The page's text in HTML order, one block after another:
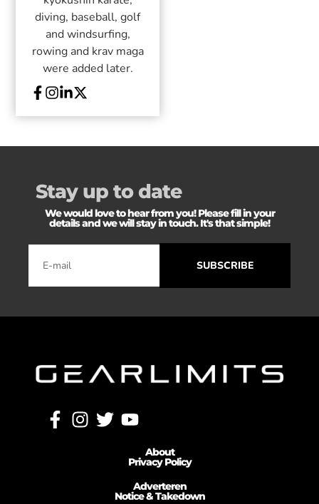
diving, baseball, golf
and windsurfing,
rowing and krav maga
were added later.
Stay up to date
We would love to hear from you! Please fill in your
details and we will stay in touch. It's that simple!
SUBSCRIBE
About
Privacy Policy
Adverteren
Notice & Takedown